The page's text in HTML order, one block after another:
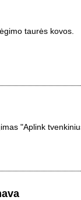
taurės kovos.
"Aplink